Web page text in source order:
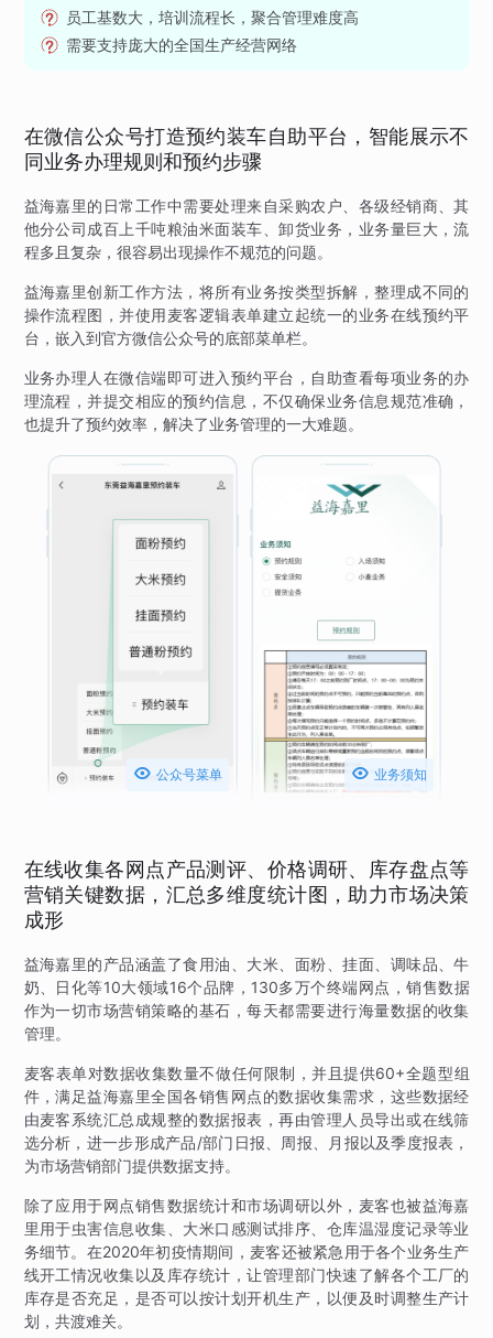
员工基数大，培训流程长，聚合管理难度高
需要支持庞大的全国生产经营网络
在微信公众号打造预约装车自助平台，智能展示不
同业务办理规则和预约步骤
益海嘉里的日常工作中需要处理来自采购农户、各级经销商、其
他分公司成百上千吨粮油米面装车、卸货业务，业务量巨大，流
程多且复杂，很容易出现操作不规范的问题。
益海嘉里创新工作方法，将所有业务按类型拆解，整理成不同的
操作流程图，并使用麦客逻辑表单建立起统一的业务在线预约平
台，嵌入到官方微信公众号的底部菜单栏。
业务办理人在微信端即可进入预约平台，自助查看每项业务的办
理流程，并提交相应的预约信息，不仅确保业务信息规范准确，
也提升了预约效率，解决了业务管理的一大难题。
 公众号菜单  业务须知
在线收集各网点产品测评、价格调研、库存盘点等
营销关键数据，汇总多维度统计图，助力市场决策
成形
益海嘉里的产品涵盖了食用油、大米、面粉、挂面、调味品、牛
奶、日化等10大领域16个品牌，130多万个终端网点，销售数据
作为一切市场营销策略的基石，每天都需要进行海量数据的收集
管理。
麦客表单对数据收集数量不做任何限制，并且提供60+全题型组
件，满足益海嘉里全国各销售网点的数据收集需求，这些数据经
由麦客系统汇总成规整的数据报表，再由管理人员导出或在线筛
选分析，进一步形成产品/部门日报、周报、月报以及季度报表，
为市场营销部门提供数据支持。
除了应用于网点销售数据统计和市场调研以外，麦客也被益海嘉
里用于虫害信息收集、大米口感测试排序、仓库温湿度记录等业
务细节。在2020年初疫情期间，麦客还被紧急用于各个业务生产
线开工情况收集以及库存统计，让管理部门快速了解各个工厂的
库存是否充足，是否可以按计划开机生产，以便及时调整生产计
划，共渡难关。